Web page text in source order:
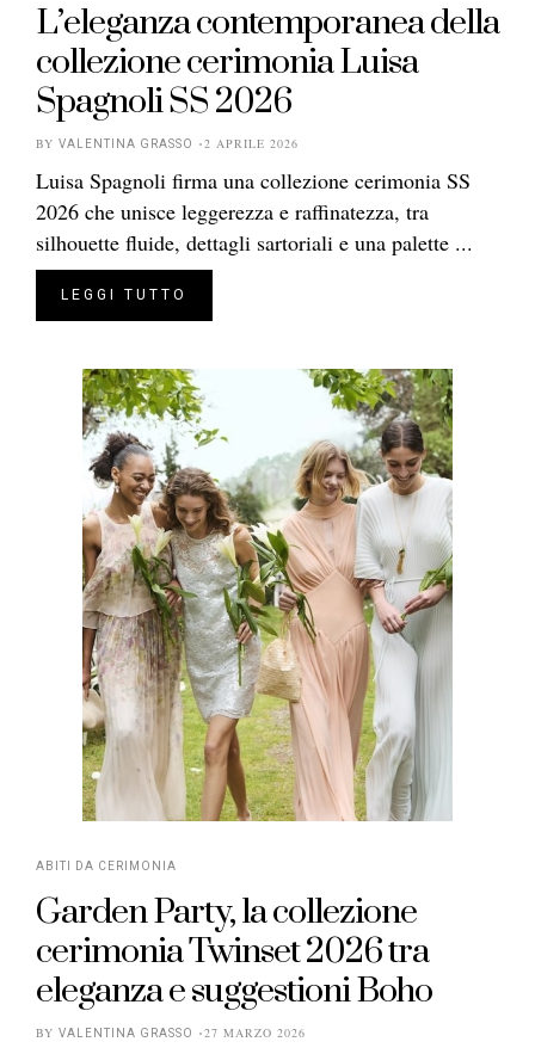
L’eleganza contemporanea della
collezione cerimonia Luisa
Spagnoli SS 2026
BY VALENTINA GRASSO 2 APRILE 2026
Luisa Spagnoli firma una collezione cerimonia SS
2026 che unisce leggerezza e raffinatezza, tra
silhouette fluide, dettagli sartoriali e una palette ...
LEGGI TUTTO
ABITI DA CERIMONIA
Garden Party, la collezione
cerimonia Twinset 2026 tra
eleganza e suggestioni Boho
BY VALENTINA GRASSO 27 MARZO 2026